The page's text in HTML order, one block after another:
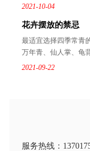
2021-10-04
花卉摆放的禁忌
最适宜选择四季常青
万年青、仙人掌、龟
2021-09-22
服务热线：